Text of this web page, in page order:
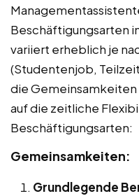
Beschäftigungsarten
variiert erheblich je
(Studentenjob,
die Gemeinsamkeiten
auf die zeitliche
Beschäftigungsarten:
Gemeinsamkeiten:
Grundlegende